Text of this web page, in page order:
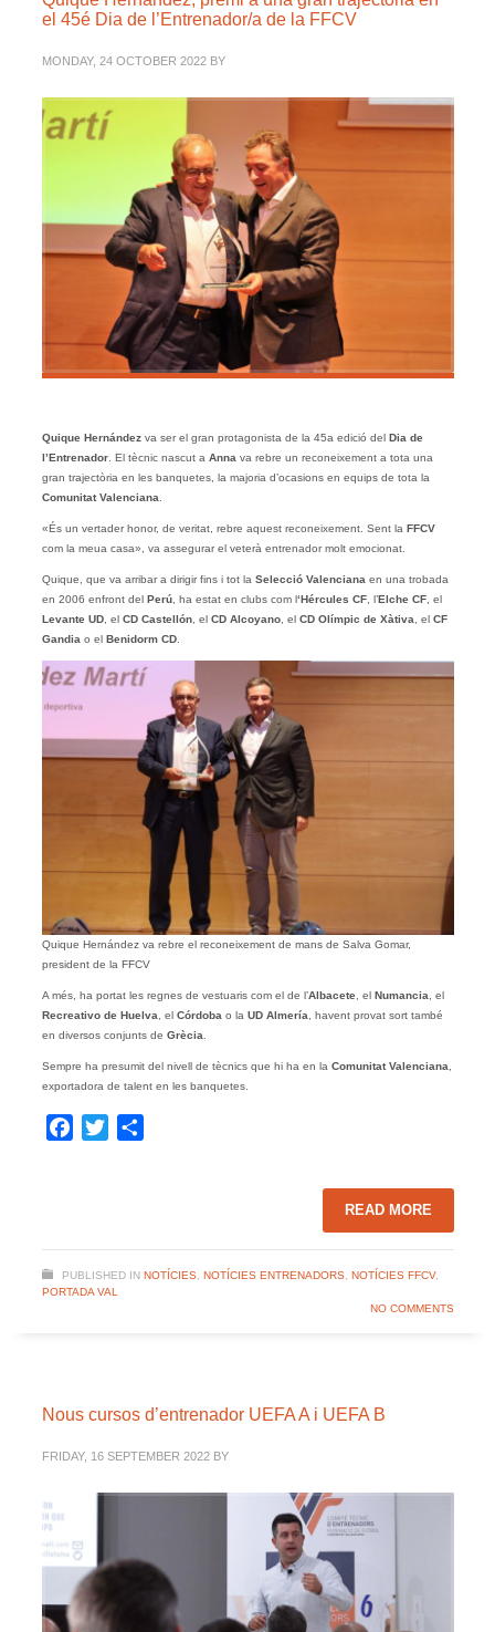
el 45é Dia de l’Entrenador/a de la FFCV
MONDAY, 24 OCTOBER 2022 BY
Quique Hernándezva ser el gran protagonista de la 45a edició del Dia de
l’Entrenador. El tècnic nascut a Anna va rebre un reconeixement a tota una
gran trajectòria en les banquetes, la majoria d’ocasions en equips de tota la
Comunitat Valenciana
«És un vertader honor, de veritat, rebre aquest reconeixement. Sent la FFCV
com la meua casa», va assegurar el veterà entrenador molt emocionat.
Quique, que va arribar a dirigir fins i tot la Selecció Valenciana en una trobada
en 2006 enfront del Perú, ha estat en clubs com l‘Hércules CF, l’Elche CF, el
Levante UD, el CD Castellón, el CD Alcoyano, el CD Olímpic de Xàtiva , el CF
Gandia o el Benidorm CD.
Quique Hernández va rebre el reconeixement de mans de Salva Gomar,
president de la FFCV
A més, ha portat les regnes de vestuaris com el de l’Albacete, el Numancia, el
Recreativo de Huelva, el Córdoba o la UD Almería, havent provat sort també
en diversos conjunts de Grècia.
Sempre ha presumit del nivell de tècnics que hi ha en la Comunitat Valenciana,
exportadora de talent en les banquetes.
Facebook
Twitter
READ MORE
PUBLISHED IN NOTÍCIES, NOTÍCIES ENTRENADORS, NOTÍCIES FFCV,
PORTADA VAL
NO COMMENTS
Nous cursos d’entrenador UEFA A i UEFA B
FRIDAY, 16 SEPTEMBER 2022 BY